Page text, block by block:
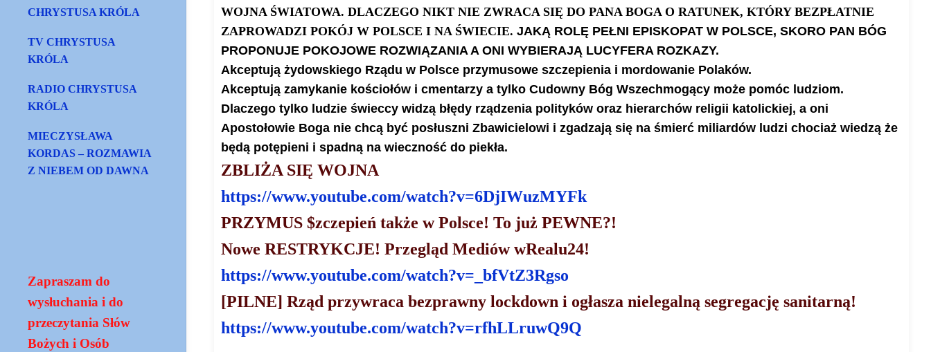
WOJNA ŚWIATOWA. DLACZEGO NIKT NIE ZWRACA SIĘ DO PANA BOGA O RATUNEK, KTÓRY BEZPŁATNIE
ZAPROWADZI POKÓJ W POLSCE I NA ŚWIECIE.JAKĄ ROLĘ PEŁNI EPISKOPAT W POLSCE, SKORO PAN BÓG
PROPONUJE POKOJOWE ROZWIĄZANIA A ONI WYBIERAJĄ LUCYFERA ROZKAZY.
Akceptują żydowskiego Rządu w Polsce przymusowe szczepienia i mordowanie Polaków.
Akceptują zamykanie kościołów i cmentarzy a tylko Cudowny Bóg Wszechmogący może pomóc ludziom.
Dlaczego tylko ludzie świeccy widzą błędy rządzenia polityków oraz hierarchów religii katolickiej, a oni
Apostołowie Boga nie chcą być posłuszni Zbawicielowi i zgadzają się na śmierć miliardów ludzi chociaż wiedzą że
będą potępieni i spadną na wieczność do piekła.
ZBLIŻA SIĘ WOJNA
https://www.youtube.com/watch?v=6DjIWuzMYFk
PRZYMUS $zczepień także w Polsce! To już PEWNE?!
Nowe RESTRYKCJE! Przegląd Mediów wRealu24!
https://www.youtube.com/watch?v=_bfVtZ3Rgso
[PILNE] Rząd przywraca bezprawny lockdown i ogłasza nielegalną segregację sanitarną!
https://www.youtube.com/watch?v=rfhLLruwQ9Q
CHRYSTUSA KRÓLA
TV CHRYSTUSA
KRÓLA
RADIO CHRYSTUSA
KRÓLA
MIECZYSŁAWA
KORDAS – ROZMAWIA
Z NIEBEM OD DAWNA
Zapraszam do
wysłuchania i do
przeczytania Słów
Bożych i Osób